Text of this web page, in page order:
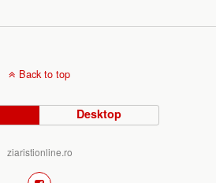
Back to top
Desktop
ziaristionline.ro